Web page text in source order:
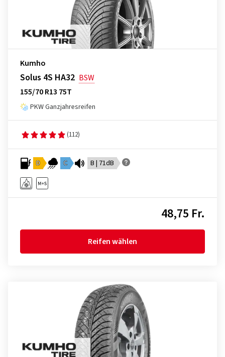
Kumho
Solus 4S HA32 BSW
155/70 R13 75T
PKW Ganzjahresreifen
(112)
D C B | 71dB
48,75 Fr.
Reifen wählen